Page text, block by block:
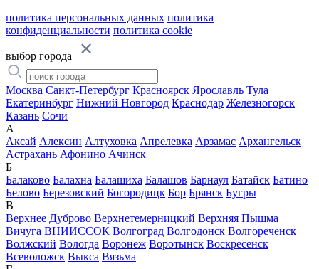
политика персональных данных политика
конфиденциальности политика cookie
выбор города
Москва Санкт-Петербург Красноярск Ярославль Тула
Екатеринбург Нижний Новгород Краснодар Железногорск
Казань Сочи
А
Аксай Алексин Алтуховка Апрелевка Арзамас Архангельск
Астрахань Афонино Ачинск
Б
Балаково Балахна Балашиха Балашов Барнаул Батайск Батино
Белово Березовский Богородицк Бор Брянск Бугры
В
Верхнее Дуброво Верхнетемерницкий Верхняя Пышма
Вичуга ВНИИССОК Волгоград Волгодонск Волгореченск
Волжский Вологда Воронеж Воротынск Воскресенск
Всеволожск Выкса Вязьма